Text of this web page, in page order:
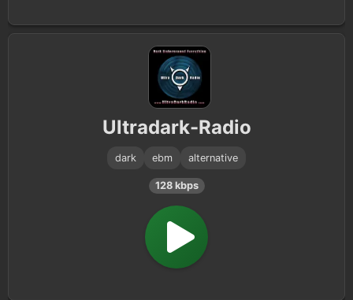
Ultradark-Radio
dark ebm alternative
128 kbps